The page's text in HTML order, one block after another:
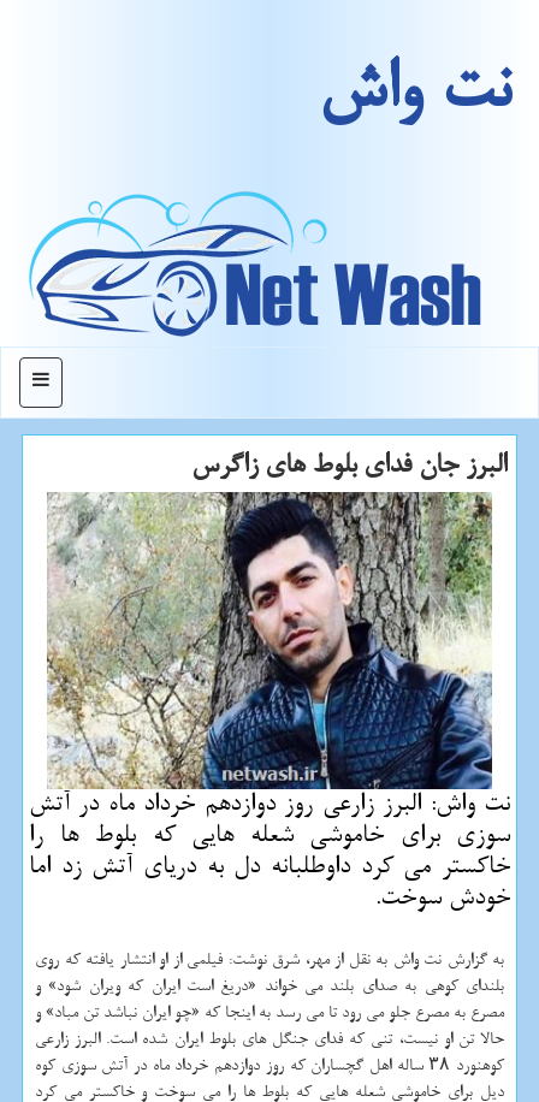
نت واش
منو
البرز جان فدای بلوط های زاگرس
نت واش: البرز زارعی روز دوازدهم خرداد ماه در آتش
سوزی برای خاموشی شعله هایی كه بلوط ها را
خاكستر می كرد داوطلبانه دل به دریای آتش زد اما
خودش سوخت.
به گزارش نت واش به نقل از مهر، شرق نوشت: فیلمی از او انتشار یافته که روی
بلندای کوهی به صدای بلند می خواند «دریغ است ایران که ویران شود» و
مصرع به مصرع جلو می رود تا می رسد به اینجا که «چو ایران نباشد تن مباد» و
حالا تن او نیست، تنی که فدای جنگل های بلوط ایران شده است. البرز زارعی
کوهنورد ۳۸ ساله اهل گچساران که روز دوازدهم خرداد ماه در آتش سوزی کوه
دیل برای خاموشی شعله هایی که بلوط ها را می سوخت و خاکستر می کرد